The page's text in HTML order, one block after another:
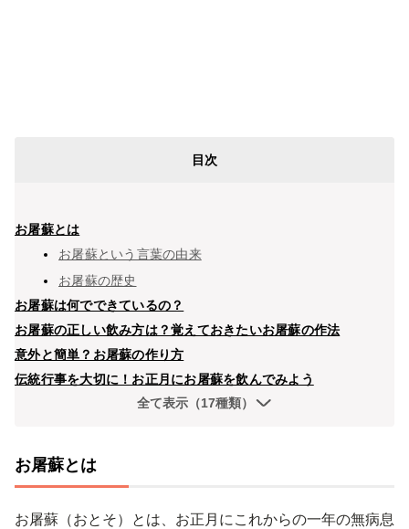
目次
お屠蘇とは
お屠蘇という言葉の由来
お屠蘇の歴史
お屠蘇は何でできているの？
お屠蘇の正しい飲み方は？覚えておきたいお屠蘇の作法
意外と簡単？お屠蘇の作り方
伝統行事を大切に！お正月にお屠蘇を飲んでみよう
全て表示（17種類）
お屠蘇とは
お屠蘇（おとそ）とは、お正月にこれからの一年の無病息